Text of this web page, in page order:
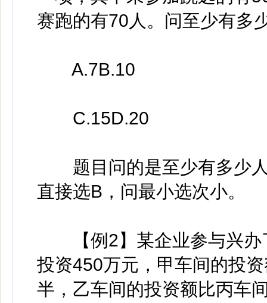
赛跑的有70人。问至少有多
A.7B.10
C.15D.20
题目问的是至少有多少人
直接选B，问最小选次小。
【例2】某企业参与兴办
投资450万元，甲车间的投
半，乙车间的投资额比丙车